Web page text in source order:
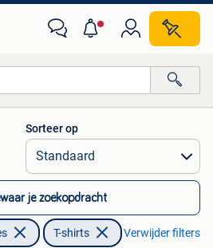
afstanden…
Sorteer op
je zoekopdracht
T-shirts Verwijder filters